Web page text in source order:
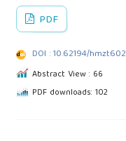
PDF
DOI : 10.62194/
Abstract View : 66
PDF downloads: 102